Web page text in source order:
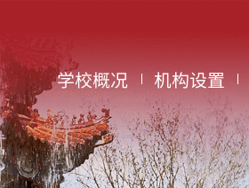
学校概况 机构设置